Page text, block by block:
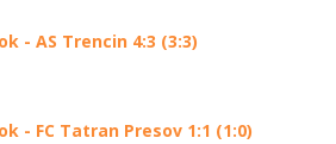
- AS Trencin 4:3 (3:3)
- FC Tatran Presov 1:1 (1:0)